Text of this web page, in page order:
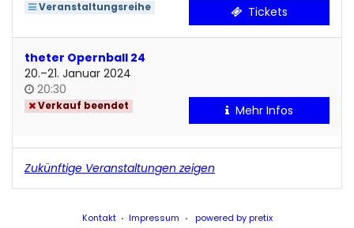
Veranstaltungsreihe Tickets
theter Opernball 24
20.–bis
21. Januar 2024
Uhrzeit
20:30
Verkauf beendet Mehr Infos
Zukünftige Veranstaltungen zeigen
Kontakt Impressum powered by pretix